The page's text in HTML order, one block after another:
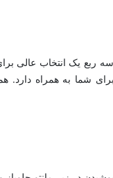
ربع یک انتخاب عالی
شما به همراه دارد.